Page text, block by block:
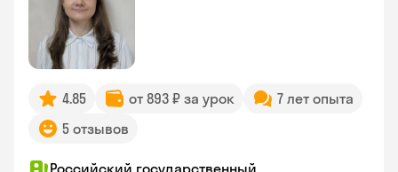
4.85 от 893 ₽ за урок
7 лет опыта
5 отзывов
Российский государственный